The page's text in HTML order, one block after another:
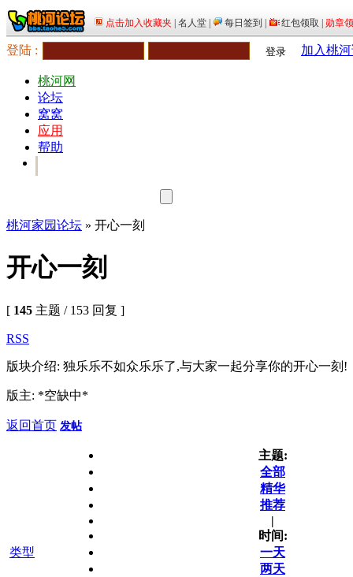
登陆 : 登录 加入桃
桃河网
论坛
窝窝
应用
帮助
桃河家园论坛 » 开心一刻
开心一刻
[ 145 主题 / 153 回复 ]
RSS
版块介绍: 独乐乐不如众乐乐了,与大家一起分享你的开心一刻!
版主: *空缺中*
返回首页 发帖
类型
主题:
全部
精华
推荐
|
时间:
一天
两天